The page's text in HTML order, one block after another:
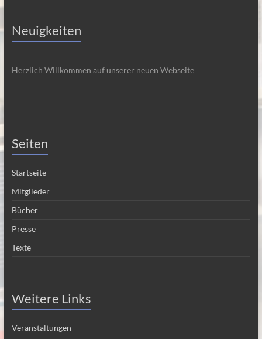
Neuigkeiten
Herzlich Willkommen auf unserer neuen Webseite
Seiten
Startseite
Mitglieder
Bücher
Presse
Texte
Weitere Links
Veranstaltungen